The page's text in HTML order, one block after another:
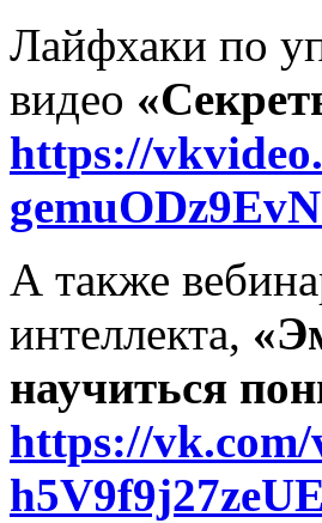
Лайфхаки по
видео
https://
А также
интеллекта,
научиться
https://vk.com/